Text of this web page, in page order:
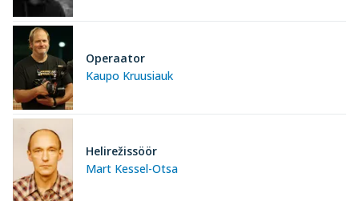
Kaupo Kruusiauk
Operaator
Mart Kessel-Otsa
Helirežissöör